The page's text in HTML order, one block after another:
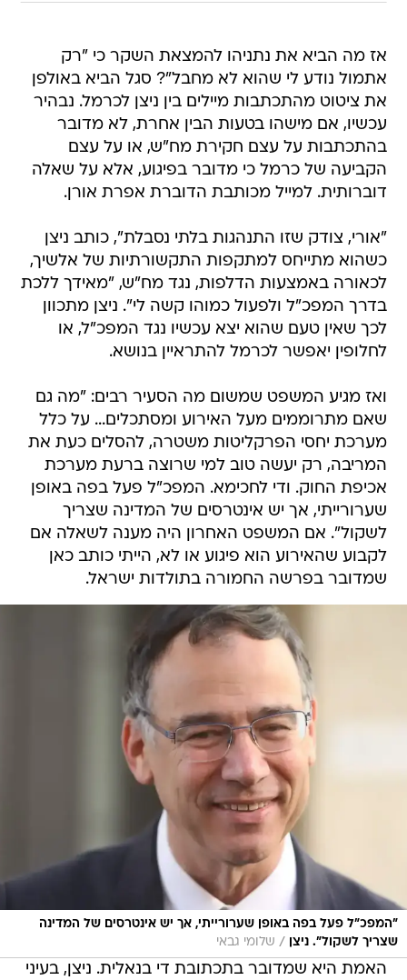
אז מה הביא את נתניהו להמצאת השקר כי "רק
אתמול נודע לי שהוא לא מחבל"? סגל הביא באולפן
את ציטוט מהתכתבות מיילים בין ניצן לכרמל. נבהיר
עכשיו, אם מישהו בטעות הבין אחרת, לא מדובר
בהתכתבות על עצם חקירת מח"ש, או על עצם
הקביעה של כרמל כי מדובר בפיגוע, אלא על שאלה
דוברותית. למייל מכותבת הדוברת אפרת אורן.
"אורי, צודק שזו התנהגות בלתי נסבלת", כותב ניצן
כשהוא מתייחס למתקפות התקשורתיות של אלשיך,
לכאורה באמצעות הדלפות, נגד מח"ש, "מאידך ללכת
בדרך המפכ"ל ולפעול כמוהו קשה לי". ניצן מתכוון
לכך שאין טעם שהוא יצא עכשיו נגד המפכ"ל, או
לחלופין יאפשר לכרמל להתראיין בנושא.
ואז מגיע המשפט שמשום מה הסעיר רבים: "מה גם
שאם מתרוממים מעל האירוע ומסתכלים... על כלל
מערכת יחסי הפרקליטות משטרה, להסלים כעת את
המריבה, רק יעשה טוב למי שרוצה ברעת מערכת
אכיפת החוק. ודי לחכימא. המפכ"ל פעל בפה באופן
שערורייתי, אך יש אינטרסים של המדינה שצריך
לשקול". אם המשפט האחרון היה מענה לשאלה אם
לקבוע שהאירוע הוא פיגוע או לא, הייתי כותב כאן
שמדובר בפרשה החמורה בתולדות ישראל.
"המפכ"ל פעל בפה באופן שערורייתי, אך יש אינטרסים של המדינה
שצריך לשקול". ניצן
/ שלומי גבאי
האמת היא שמדובר בתכתובת די בנאלית. ניצן, בעיני